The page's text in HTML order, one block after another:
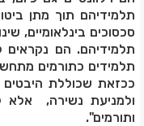
תלמידיהם תוך מתן
סכסוכים בינלאומיים,
תלמידיהם. הם
תלמידים כתורמים
ככזאת שכוללת היבטים
ולמניעת נשירה, אלא
ותורמים".